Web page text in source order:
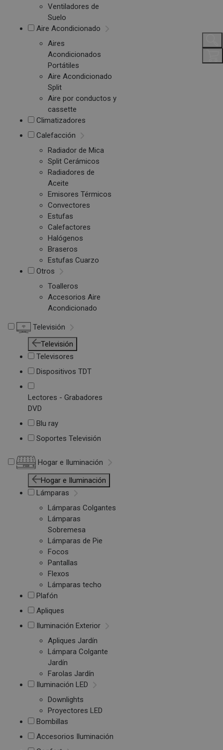
Ventiladores de
Suelo
Aire Acondicionado
Aires
Acondicionados
Portátiles
Aire Acondicionado
Split
Aire por conductos y
cassette
Climatizadores
Calefacción
Radiador de Mica
Split Cerámicos
Radiadores de
Aceite
Emisores Térmicos
Convectores
Estufas
Calefactores
Halógenos
Braseros
Estufas Cuarzo
Otros
Toalleros
Accesorios Aire
Acondicionado
Televisión
Televisión
Televisores
Dispositivos TDT
Lectores - Grabadores
DVD
Blu ray
Soportes Televisión
Hogar e Iluminación
Hogar e Iluminación
Lámparas
Lámparas Colgantes
Lámparas
Sobremesa
Lámparas de Pie
Focos
Pantallas
Flexos
Lámparas techo
Plafón
Apliques
Iluminación Exterior
Apliques Jardín
Lámpara Colgante
Jardín
Farolas Jardín
Iluminación LED
Downlights
Proyectores LED
Bombillas
Accesorios Iluminación